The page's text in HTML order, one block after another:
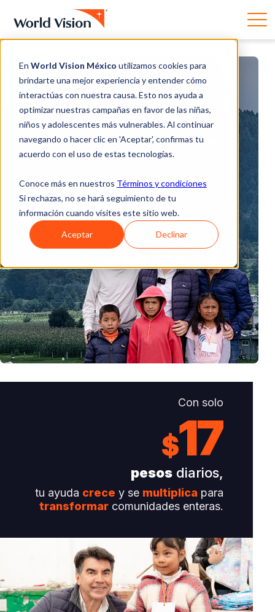
En World Vision México utilizamos cookies para
brindarte una mejor experiencia y entender cómo
interactúas con nuestra causa. Esto nos ayuda a
optimizar nuestras campañas en favor de las niñas,
niños y adolescentes más vulnerables. Al continuar
navegando o hacer clic en 'Aceptar', confirmas tu
acuerdo con el uso de estas tecnologías.
Conoce más en nuestros Términos y condiciones
Si rechazas, no se hará seguimiento de tu
información cuando visites este sitio web.
Aceptar Declinar
Con solo
$17
pesos diarios,
tu ayuda crece y se multiplica para
transformar comunidades enteras.